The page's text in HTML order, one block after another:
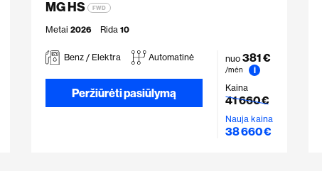
MG HS FWD
Metai 2026 Rida 10
Benz / Elektra Automatinė
Peržiūrėti pasiūlymą
nuo 381 €
/mėn
i
Kaina
41 660 €
Nauja kaina
38 660 €